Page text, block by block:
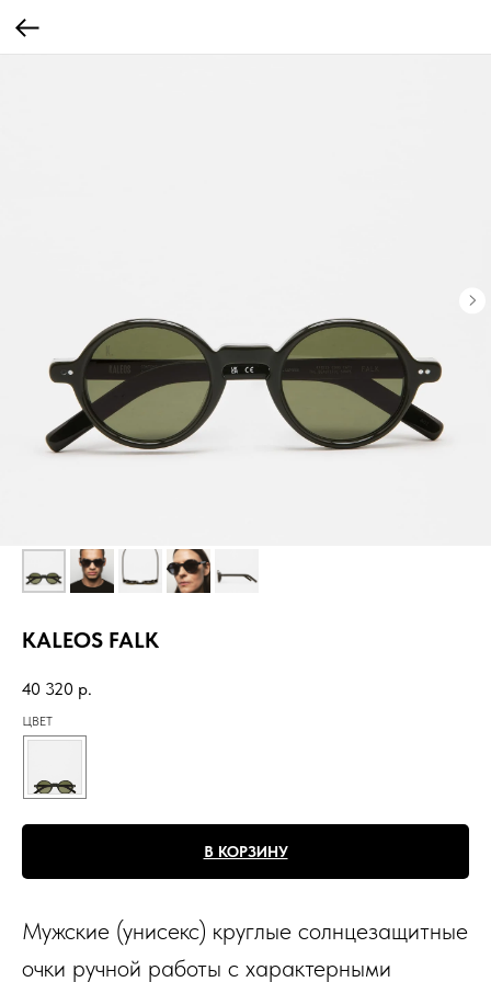
KALEOS FALK
40 320 р.
ЦВЕТ
В КОРЗИНУ
Мужские (унисекс) круглые солнцезащитные
очки ручной работы с характерными